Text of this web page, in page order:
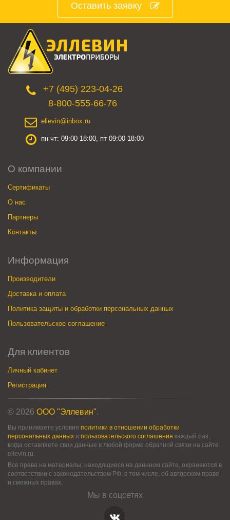
Оставить заявку
+7 (495) 223-04-26
8-800-555-66-76
ellevin@inbox.ru
пн-чт: 09:00-18:00, пт 09:00-18:00
О компании
Сертификаты
О нас
Партнеры
Контакты
Информация
Производители
Доставка и оплата
Политика защиты и обработки персональных данных
Пользовательское соглашение
Для клиентов
Личный кабинет
Регистрация
© 2026 ООО "Эллевин".
Вы принимаете условия политики в отношении обработки
персональных данных и пользовательского соглашения каждый раз,
когда оставляете свои данные в любой форме обратной связи на сайте
ellevin.ru.
Все права на материалы, находящиеся на даннном сайте, охраняются в
соответствии с законодательством РФ, в том числе, об авторском праве
и смежных правах.
Мы в соцсетях